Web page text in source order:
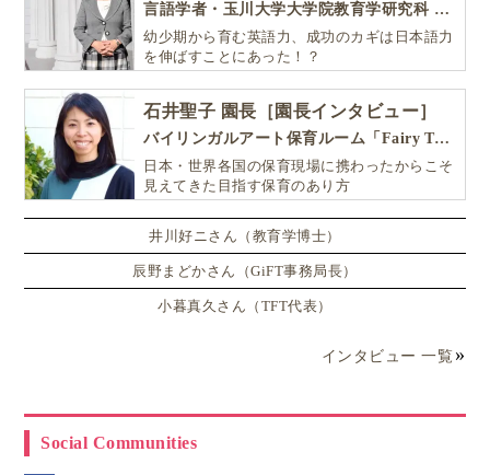
▲教育科学者スガタ・ミトラによるTED talk
シュタイナー教育のセルフラーニング実例
森のキンダーガーデンのベテラン保育士ダイアン先生
言語学者・玉川大学大学院教育学研究科 教授・NHK「えいごであそぼ」総合指導
幼少期から育む英語力、成功のカギは日本語力
を伸ばすことにあった！？
石井聖子 園長［園長インタビュー］
バイリンガルアート保育ルーム「Fairy Tale（フェアリーテイル）」
日本・世界各国の保育現場に携わったからこそ
見えてきた目指す保育のあり方
井川好ニさん（教育学博士）
辰野まどかさん（GiFT事務局長）
小暮真久さん（TFT代表）
インタビュー 一覧
Social Communities